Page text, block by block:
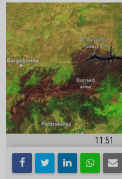
11:51